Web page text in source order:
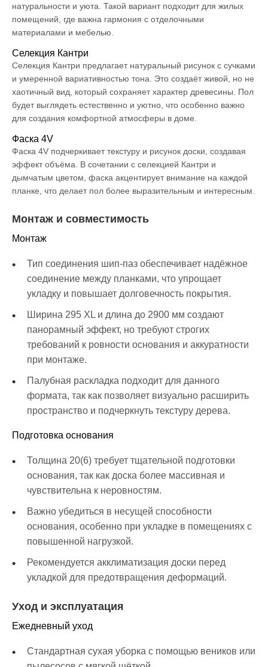
натуральности и уюта. Такой вариант подходит для жилых
помещений, где важна гармония с отделочными
материалами и мебелью.
Селекция Кантри
Селекция Кантри предлагает натуральный рисунок с сучками
и умеренной вариативностью тона. Это создаёт живой, но не
хаотичный вид, который сохраняет характер древесины. Пол
будет выглядеть естественно и уютно, что особенно важно
для создания комфортной атмосферы в доме.
Фаска 4V
Фаска 4V подчеркивает текстуру и рисунок доски, создавая
эффект объёма. В сочетании с селекцией Кантри и
дымчатым цветом, фаска акцентирует внимание на каждой
планке, что делает пол более выразительным и интересным.
Монтаж и совместимость
Монтаж
Тип соединения шип-паз обеспечивает надёжное
соединение между планками, что упрощает
укладку и повышает долговечность покрытия.
Ширина 295 XL и длина до 2900 мм создают
панорамный эффект, но требуют строгих
требований к ровности основания и аккуратности
при монтаже.
Палубная раскладка подходит для данного
формата, так как позволяет визуально расширить
пространство и подчеркнуть текстуру дерева.
Подготовка основания
Толщина 20(6) требует тщательной подготовки
основания, так как доска более массивная и
чувствительна к неровностям.
Важно убедиться в несущей способности
основания, особенно при укладке в помещениях с
повышенной нагрузкой.
Рекомендуется акклиматизация доски перед
укладкой для предотвращения деформаций.
Уход и эксплуатация
Ежедневный уход
Стандартная сухая уборка с помощью веников или